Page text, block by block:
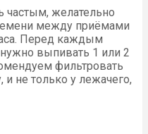
частым, желательно
между приёмами
Перед каждым
выпивать 1 или 2
фильтровать
и не только у лежачего,